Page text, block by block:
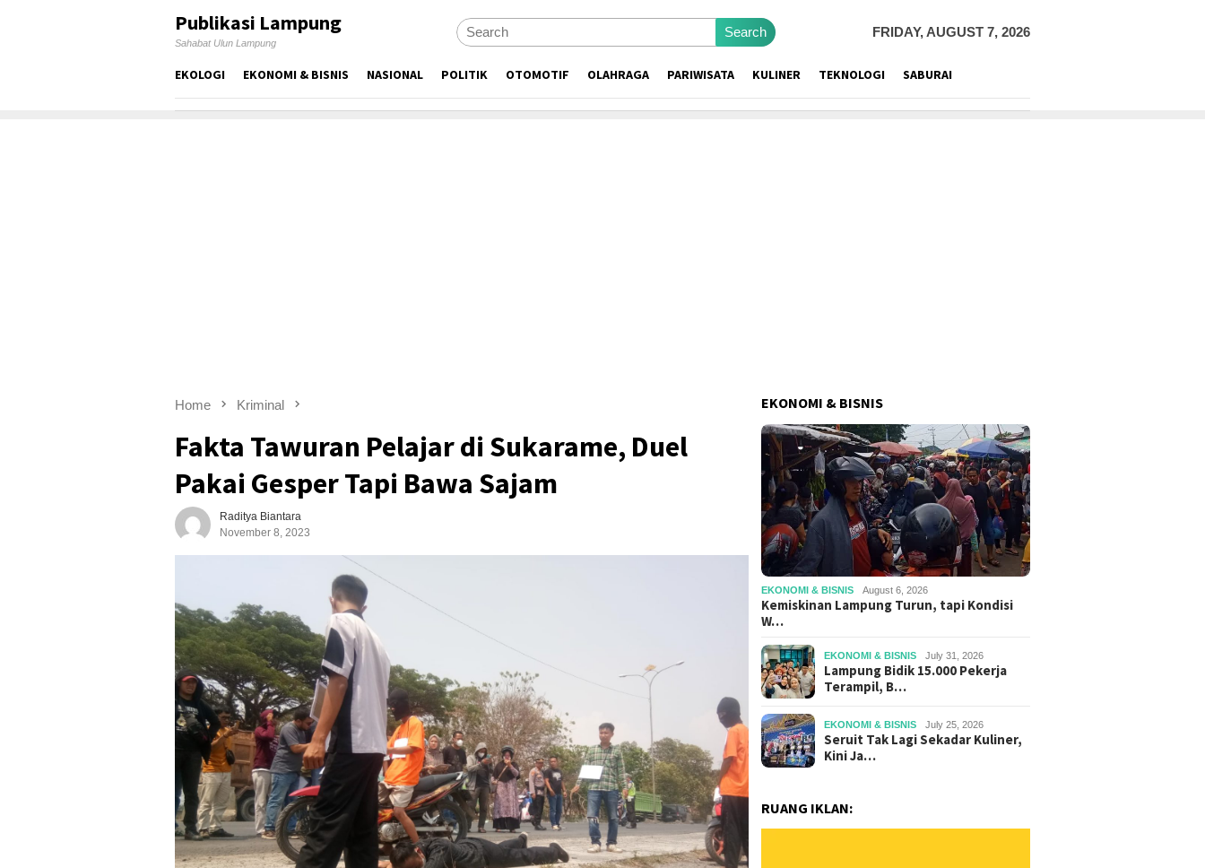
Publikasi Lampung
Sahabat Ulun Lampung
Search FRIDAY, AUGUST 7, 2026
EKOLOGI EKONOMI & BISNIS NASIONAL POLITIK OTOMOTIF OLAHRAGA PARIWISATA KULINER TEKNOLOGI SABURAI
Home Kriminal
Fakta Tawuran Pelajar di Sukarame, Duel
Pakai Gesper Tapi Bawa Sajam
Raditya Biantara
November 8, 2023
EKONOMI & BISNIS
EKONOMI & BISNIS August 6, 2026
Kemiskinan Lampung Turun, tapi Kondisi
W…
EKONOMI & BISNIS July 31, 2026
Lampung Bidik 15.000 Pekerja
Terampil, B…
EKONOMI & BISNIS July 25, 2026
Seruit Tak Lagi Sekadar Kuliner,
Kini Ja…
RUANG IKLAN: